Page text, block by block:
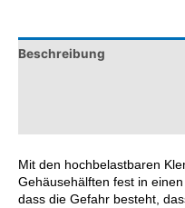
Vise
Block
Beschreibung
Mit den hochbelastbaren
Gehäusehälften fest in
dass die Gefahr besteht,